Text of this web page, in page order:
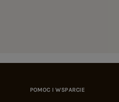
POMOC I WSPARCIE